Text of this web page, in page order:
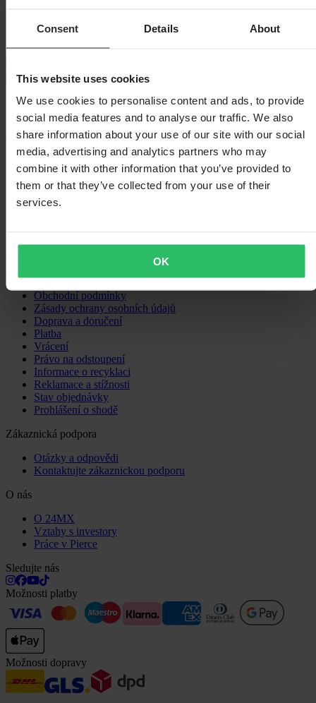
Consent Details About
This website uses cookies
We use cookies to personalise content and ads, to provide
social media features and to analyse our traffic. We also
share information about your use of our site with our social
media, advertising and analytics partners who may
combine it with other information that you’ve provided to
them or that they’ve collected from your use of their
services.
OK
UmístěníPřední strana
Bezpečnostní informace
Recenze zákazníků (0)
z 5
Na základě 0 recenzí
Obchodní podmínky
Zásady ochrany osobních údajů
Doprava a doručení
Platba
Vrácení
Právo na odstoupení
Informace o recyklaci
Reklamace a stížnosti
Stav objednávky
Prohlášení o shodě
Zákaznická podpora
Otázky a odpovědi
Kontaktujte zákaznickou podporu
O nás
O 24MX
Vztahy s investory
Práce v Pierce
Sledujte nás
Možnosti platby
Možnosti dopravy